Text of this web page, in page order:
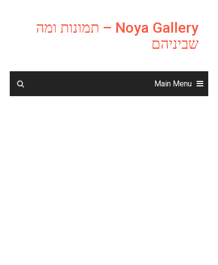
content
Noya Gallery – תמונות ומה
שביניהם
Main Menu